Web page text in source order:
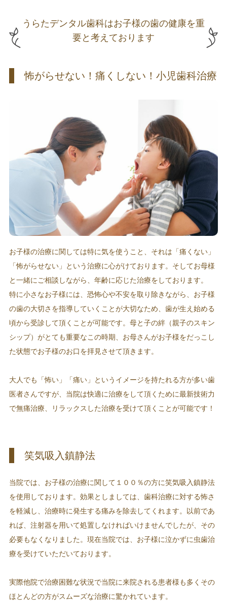
うらたデンタル歯科はお子様の歯の健康を重
要と考えております
怖がらせない！痛くしない！小児歯科治療
お子様の治療に関しては特に気を使うこと、それは「痛くない」
「怖がらせない」という治療に心がけております。そしてお母様
と一緒にご相談しながら、年齢に応じた治療をしております。
特に小さなお子様には、恐怖心や不安を取り除きながら、お子様
の歯の大切さを指導していくことが大切なため、歯が生え始める
頃から受診して頂くことが可能です。母と子の絆（親子のスキン
シップ）がとても重要なこの時期、お母さんがお子様をだっこし
た状態でお子様のお口を拝見させて頂きます。
大人でも「怖い」「痛い」というイメージを持たれる方が多い歯
医者さんですが、当院は快適に治療をして頂くために最新技術力
で無痛治療、リラックスした治療を受けて頂くことが可能です！
笑気吸入鎮静法
当院では、お子様の治療に関して１００％の方に笑気吸入鎮静法
を使用しております。効果としましては、歯科治療に対する怖さ
を軽減し、治療時に発生する痛みを除去してくれます。以前であ
れば、注射器を用いて処置しなければいけませんでしたが、その
必要もなくなりました。現在当院では、お子様に泣かずに虫歯治
療を受けていただいております。
実際他院で治療困難な状況で当院に来院される患者様も多くその
ほとんどの方がスムーズな治療に驚かれています。